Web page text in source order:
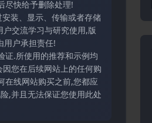
尽快给予删除处理!
装、显示、传输或者存储
交流学习与研究使用,版
用户承担责任!
证.所使用的推荐和示例均
您在后续网站上的任何购
在线网站购买之前,您都应
,并且无法保证您使用此处